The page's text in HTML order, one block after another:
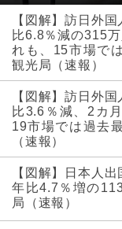
【図解】訪日外
比6.8％減の315
れも、15市場で
観光局（速報）
【図解】訪日外
比3.6％減、2カ
19市場では過去
（速報）
【図解】日本人
年比4.7％増の
局（速報）